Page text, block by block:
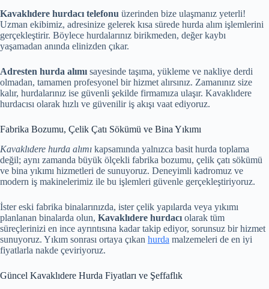
Kavaklıdere hurdacı telefonu üzerinden bize ulaşmanız yeterli!
Uzman ekibimiz, adresinize gelerek kısa sürede hurda alım işlemlerini
gerçekleştirir. Böylece hurdalarınız birikmeden, değer kaybı
yaşamadan anında elinizden çıkar.
Adresten hurda alımı sayesinde taşıma, yükleme ve nakliye derdi
olmadan, tamamen profesyonel bir hizmet alırsınız. Zamanınız size
kalır, hurdalarınız ise güvenli şekilde firmamıza ulaşır. Kavaklıdere
hurdacısı olarak hızlı ve güvenilir iş akışı vaat ediyoruz.
Fabrika Bozumu, Çelik Çatı Sökümü ve Bina Yıkımı
Kavaklıdere hurda alımı kapsamında yalnızca basit hurda toplama
değil; aynı zamanda büyük ölçekli fabrika bozumu, çelik çatı sökümü
ve bina yıkımı hizmetleri de sunuyoruz. Deneyimli kadromuz ve
modern iş makinelerimiz ile bu işlemleri güvenle gerçekleştiriyoruz.
İster eski fabrika binalarınızda, ister çelik yapılarda veya yıkımı
planlanan binalarda olun, Kavaklıdere hurdacı olarak tüm
süreçlerinizi en ince ayrıntısına kadar takip ediyor, sorunsuz bir hizmet
sunuyoruz. Yıkım sonrası ortaya çıkan hurda malzemeleri de en iyi
fiyatlarla nakde çeviriyoruz.
Güncel Kavaklıdere Hurda Fiyatları ve Şeffaflık